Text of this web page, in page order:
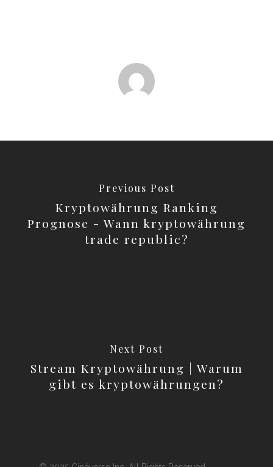
Previous Post
Kryptowährung Ranking
Prognose - Wann kryptowährung
trade republic?
Next Post
Stream Kryptowährung | Warum
gibt es kryptowährungen?